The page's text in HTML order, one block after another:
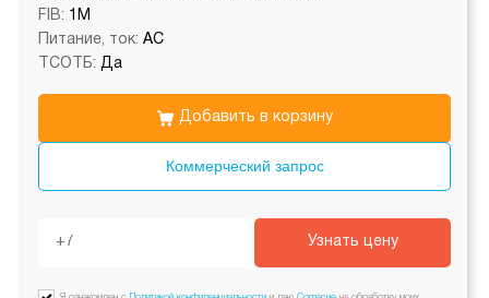
FIB: 1M
Питание, ток: AC
ТСОТБ: Да
Коммерческий запрос
Добавить в корзину
Узнать цену